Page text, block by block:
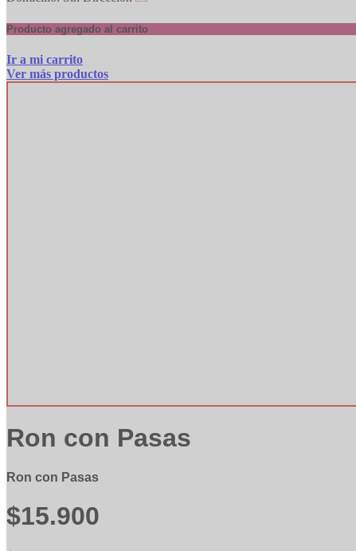
Producto agregado al carrito
Ir a mi carrito
Ver más productos
Ron con Pasas
Ron con Pasas
$15.900